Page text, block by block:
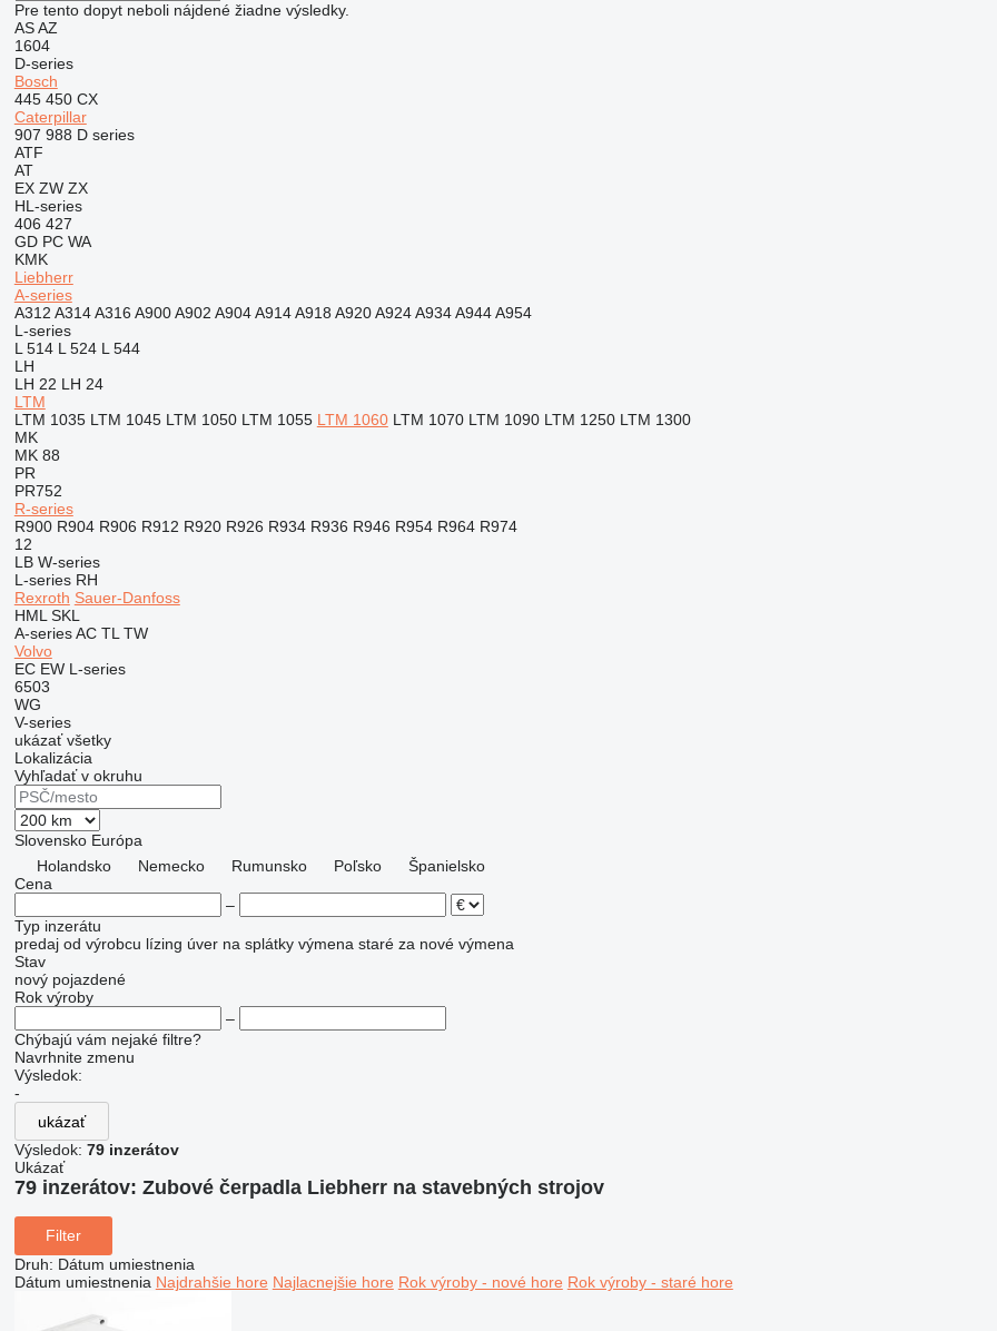
Pre tento dopyt neboli nájdené žiadne výsledky.
AS AZ
1604
D-series
Bosch
445 450 CX
Caterpillar
907 988 D series
ATF
AT
EX ZW ZX
HL-series
406 427
GD PC WA
KMK
Liebherr
A-series
A312 A314 A316 A900 A902 A904 A914 A918 A920 A924 A934 A944 A954
L-series
L 514 L 524 L 544
LH
LH 22 LH 24
LTM
LTM 1035 LTM 1045 LTM 1050 LTM 1055 LTM 1060 LTM 1070 LTM 1090 LTM 1250 LTM 1300
MK
MK 88
PR
PR752
R-series
R900 R904 R906 R912 R920 R926 R934 R936 R946 R954 R964 R974
12
LB W-series
L-series RH
Rexroth Sauer-Danfoss
HML SKL
A-series AC TL TW
Volvo
EC EW L-series
6503
WG
V-series
ukázať všetky
Lokalizácia
Vyhľadať v okruhu
Slovensko Európa
Holandsko
Nemecko Rumunsko Poľsko
Španielsko
Cena
–
Typ inzerátu
predaj od výrobcu lízing úver na splátky výmena staré za nové výmena
Stav
nový pojazdené
Rok výroby
–
Chýbajú vám nejaké filtre?
Navrhnite zmenu
Výsledok:
-
ukázať
Výsledok: 79 inzerátov
Ukázať
79 inzerátov: Zubové čerpadla Liebherr na stavebných strojov
Filter
Druh: Dátum umiestnenia
Dátum umiestnenia Najdrahšie hore Najlacnejšie hore Rok výroby - nové hore Rok výroby - staré hore